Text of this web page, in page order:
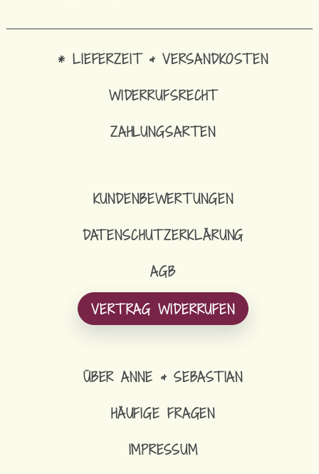
* LIEFERZEIT & VERSANDKOSTEN
WIDERRUFSRECHT
ZAHLUNGSARTEN
KUNDENBEWERTUNGEN
DATENSCHUTZERKLÄRUNG
AGB
VERTRAG WIDERRUFEN
ÜBER ANNE & SEBASTIAN
HÄUFIGE FRAGEN
IMPRESSUM